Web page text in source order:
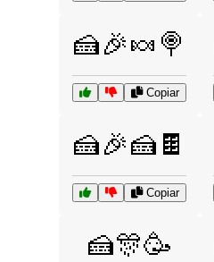
🍰🎉🍬🍭
Copiar
🍰🎉🍰🍫
Copiar
🍰🎊🥳